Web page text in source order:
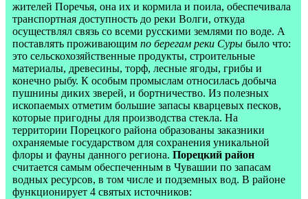
жителей Поречья, она их и кормила и поила, обеспечивала
транспортная доступность до реки Волги, откуда
осуществлял связь со всеми русскими землями по воде. А
поставлять проживающим по берегам реки Суры было что:
это сельскохозяйственные продукты, строительные
материалы, древесины, торф, лесные ягоды, грибы и
конечно рыбу. К особым промыслам относилась добыча
пушнины диких зверей, и бортничество. Из полезных
ископаемых отметим большие запасы кварцевых песков,
которые пригодны для производства стекла. На
территории Порецкого района образованы заказники
охраняемые государством для сохранения уникальной
флоры и фауны данного региона. Порецкий район
считается самым обеспеченным в Чувашии по запасам
водных ресурсов, в том числе и подземных вод. В районе
функционирует 4 святых источников: